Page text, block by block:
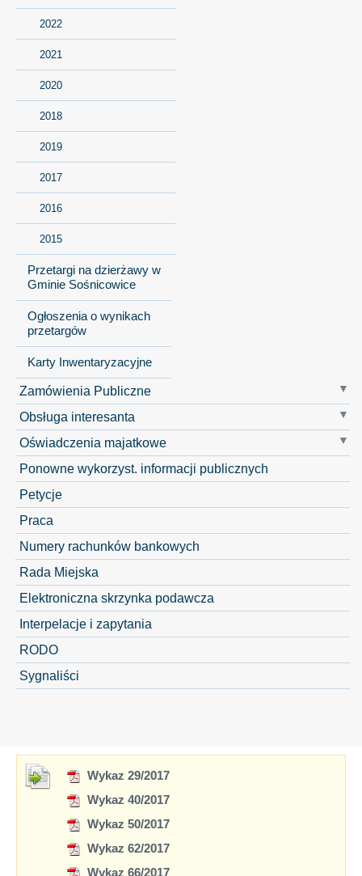
2022
2021
2020
2018
2019
2017
2016
2015
Przetargi na dzierżawy w
Gminie Sośnicowice
Ogłoszenia o wynikach
przetargów
Karty Inwentaryzacyjne
Zamówienia Publiczne
Obsługa interesanta
Oświadczenia majatkowe
Ponowne wykorzyst. informacji publicznych
Petycje
Praca
Numery rachunków bankowych
Rada Miejska
Elektroniczna skrzynka podawcza
Interpelacje i zapytania
RODO
Sygnaliści
Wykaz 29/2017
Wykaz 40/2017
Wykaz 50/2017
Wykaz 62/2017
Wykaz 66/2017